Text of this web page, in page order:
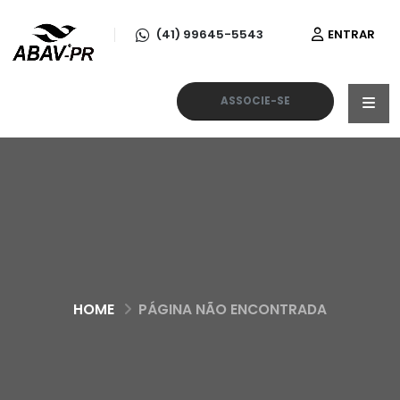
(41) 99645-5543 ENTRAR
ASSOCIE-SE
HOME PÁGINA NÃO ENCONTRADA